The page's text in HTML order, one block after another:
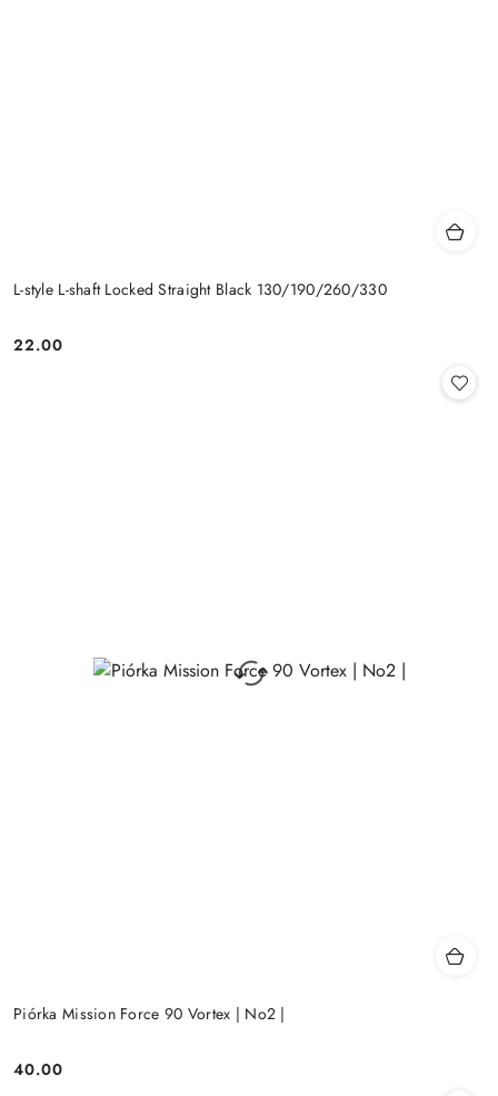
L-style L-shaft Locked Straight Black 130/190/260/330
Cena:
22.00
Piórka Mission Force 90 Vortex | No2 |
Cena:
40.00